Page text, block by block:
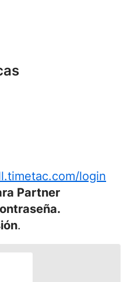
login
Partner
.